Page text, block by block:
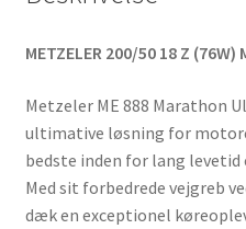
METZELER 200/50 18 Z (76W)
Metzeler ME 888 Marathon
ultimative løsning for
bedste inden for lang
Med sit forbedrede vejgreb
dæk en exceptionel